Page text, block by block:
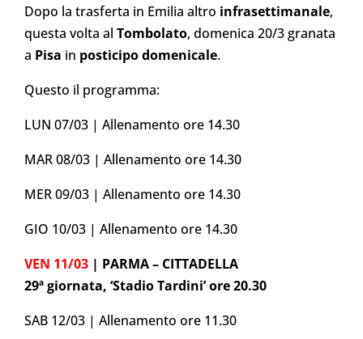
Dopo la trasferta in Emilia altro infrasettimanale,
questa volta al Tombolato, domenica 20/3 granata
a Pisa in posticipo domenicale.
Questo il programma:
LUN 07/03 | Allenamento ore 14.30
MAR 08/03 | Allenamento ore 14.30
MER 09/03 | Allenamento ore 14.30
GIO 10/03 | Allenamento ore 14.30
VEN 11/03 | PARMA – CITTADELLA
29ª giornata, ‘Stadio Tardini’ ore 20.30
SAB 12/03 | Allenamento ore 11.30